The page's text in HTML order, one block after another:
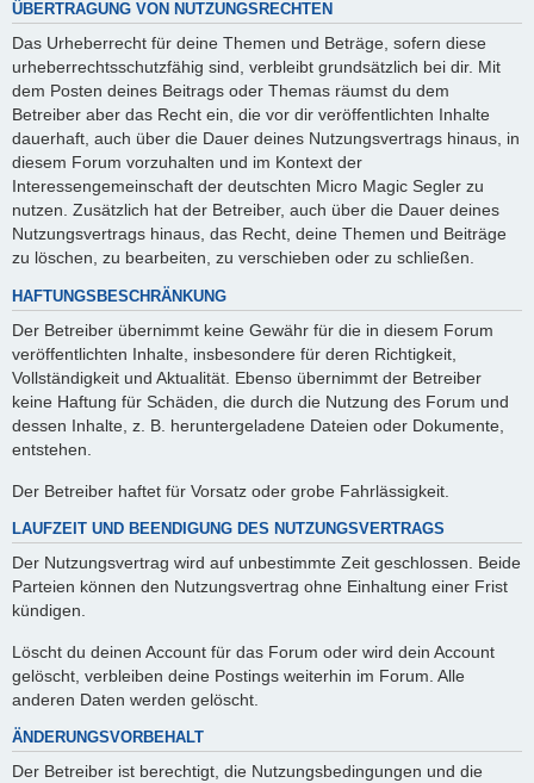
ÜBERTRAGUNG VON NUTZUNGSRECHTEN
Das Urheberrecht für deine Themen und Beträge, sofern diese
urheberrechtsschutzfähig sind, verbleibt grundsätzlich bei dir. Mit
dem Posten deines Beitrags oder Themas räumst du dem
Betreiber aber das Recht ein, die vor dir veröffentlichten Inhalte
dauerhaft, auch über die Dauer deines Nutzungsvertrags hinaus, in
diesem Forum vorzuhalten und im Kontext der
Interessengemeinschaft der deutschten Micro Magic Segler zu
nutzen. Zusätzlich hat der Betreiber, auch über die Dauer deines
Nutzungsvertrags hinaus, das Recht, deine Themen und Beiträge
zu löschen, zu bearbeiten, zu verschieben oder zu schließen.
HAFTUNGSBESCHRÄNKUNG
Der Betreiber übernimmt keine Gewähr für die in diesem Forum
veröffentlichten Inhalte, insbesondere für deren Richtigkeit,
Vollständigkeit und Aktualität. Ebenso übernimmt der Betreiber
keine Haftung für Schäden, die durch die Nutzung des Forum und
dessen Inhalte, z. B. heruntergeladene Dateien oder Dokumente,
entstehen.
Der Betreiber haftet für Vorsatz oder grobe Fahrlässigkeit.
LAUFZEIT UND BEENDIGUNG DES NUTZUNGSVERTRAGS
Der Nutzungsvertrag wird auf unbestimmte Zeit geschlossen. Beide
Parteien können den Nutzungsvertrag ohne Einhaltung einer Frist
kündigen.
Löscht du deinen Account für das Forum oder wird dein Account
gelöscht, verbleiben deine Postings weiterhin im Forum. Alle
anderen Daten werden gelöscht.
ÄNDERUNGSVORBEHALT
Der Betreiber ist berechtigt, die Nutzungsbedingungen und die